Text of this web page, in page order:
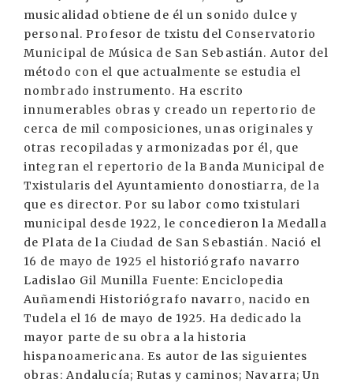
musicalidad obtiene de él un sonido dulce y
personal. Profesor de txistu del Conservatorio
Municipal de Música de San Sebastián. Autor del
método con el que actualmente se estudia el
nombrado instrumento. Ha escrito
innumerables obras y creado un repertorio de
cerca de mil composiciones, unas originales y
otras recopiladas y armonizadas por él, que
integran el repertorio de la Banda Municipal de
Txistularis del Ayuntamiento donostiarra, de la
que es director. Por su labor como txistulari
municipal desde 1922, le concedieron la Medalla
de Plata de la Ciudad de San Sebastián. Nació el
16 de mayo de 1925 el historiógrafo navarro
Ladislao Gil Munilla Fuente: Enciclopedia
Auñamendi Historiógrafo navarro, nacido en
Tudela el 16 de mayo de 1925. Ha dedicado la
mayor parte de su obra a la historia
hispanoamericana. Es autor de las siguientes
obras: Andalucía; Rutas y caminos; Navarra; Un